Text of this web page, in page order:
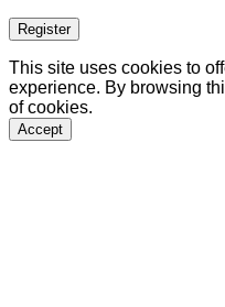
Register
This site uses cookies to
experience. By browsing
of cookies.
Accept